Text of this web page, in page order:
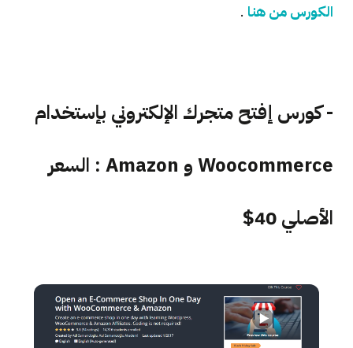
الكورس من هنا .
- كورس إفتح متجرك الإلكتروني بإستخدام
Woocommerce و Amazon : السعر
الأصلي 40$